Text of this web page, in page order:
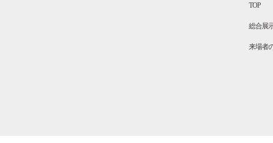
TOP
総合展
来場者